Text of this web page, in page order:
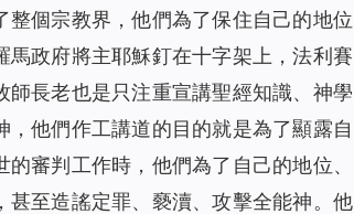
個宗教界，他們為了保住自己的地位
政府將主耶穌釘在十字架上，法利賽
長老也是只注重宣講聖經知識、神學
他們作工講道的目的就是為了顯露自
審判工作時，他們為了自己的地位、
至造謠定罪、褻瀆、攻擊全能神。他